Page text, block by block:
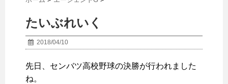
たいぶれいく
2018/04/10
先日、センバツ高校野球の決勝が行われました
ね。